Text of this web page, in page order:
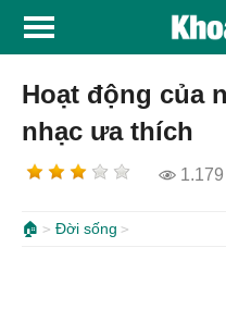
Hoạt động của
nhạc ưa thích
1.179
🏠 Đời sống